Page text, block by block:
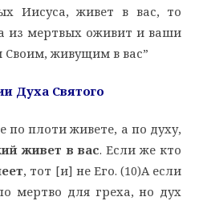
Иисуса, живет в вас, то
из мертвых оживит и ваши
живущим в вас”
Духа Святого
по плоти живете, а по духу,
живет в вас. Если же кто
, тот [и] не Его. (10)А если
мертво для греха, но дух